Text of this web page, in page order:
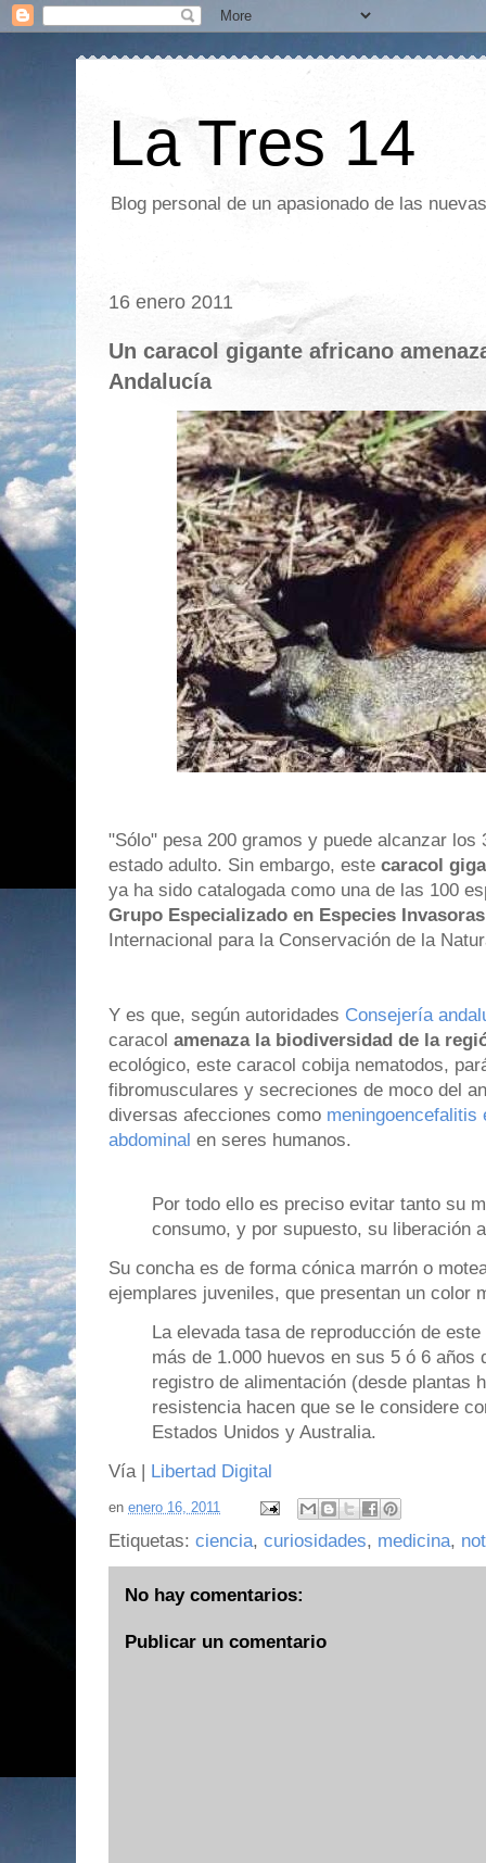
La Tres 14
Blog personal de un apasionado de las
16 enero 2011
Un caracol gigante africano
Andalucía
"Sólo" pesa 200 gramos y puede alcanzar
estado adulto. Sin embargo, este caracol
ya ha sido catalogada como una de las 100
Grupo Especializado en Especies Invasoras
Internacional para la Conservación de la
Y es que, según autoridades Consejería
caracol amenaza la biodiversidad de la
ecológico, este caracol cobija nematodos,
fibromusculares y secreciones de moco del
diversas afecciones como meningoencefalitis
abdominal en seres humanos.
Por todo ello es preciso evitar tanto su
consumo, y por supuesto, su liberación
Su concha es de forma cónica marrón o
ejemplares juveniles, que presentan un color
La elevada tasa de reproducción de
más de 1.000 huevos en sus 5 ó 6 años
registro de alimentación (desde plantas
resistencia hacen que se le considere
Estados Unidos y Australia.
Vía | Libertad Digital
en enero 16, 2011
Etiquetas: ciencia, curiosidades, medicina,
No hay comentarios:
Publicar un comentario